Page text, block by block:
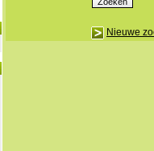
Nieuwe